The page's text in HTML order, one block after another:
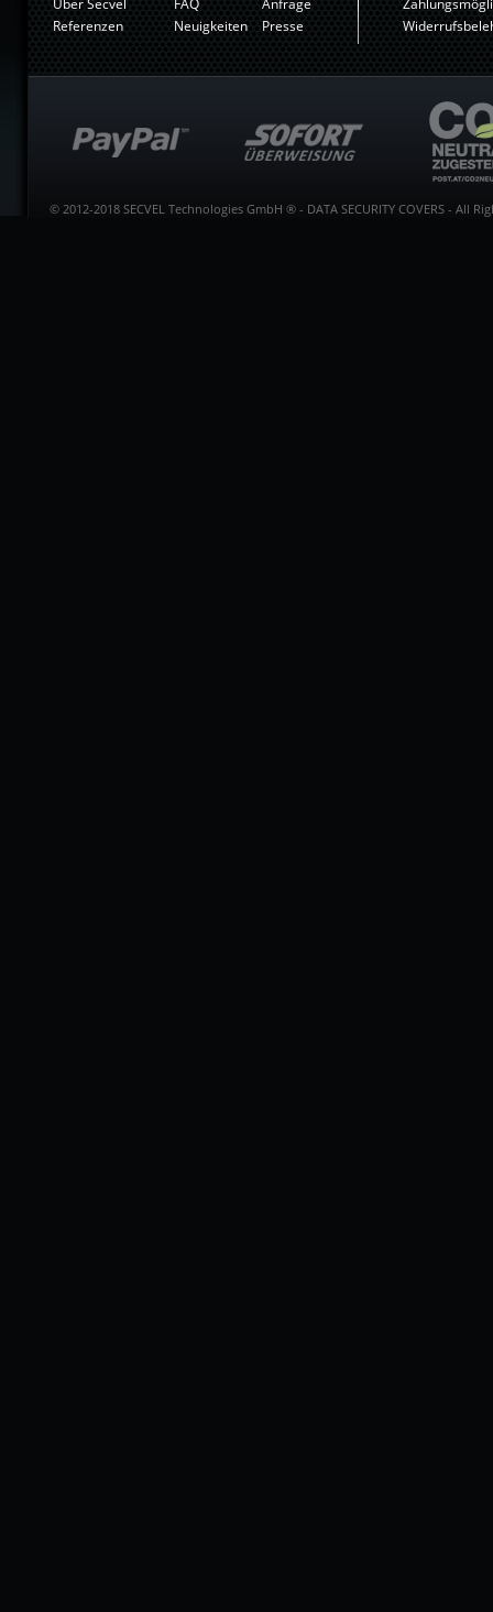
Über Secvel
Referenzen
FAQ
Neuigkeiten
Anfrage
Presse
© 2012-2018 SECVEL Technologies GmbH ® - DATA SECURITY COVERS - All